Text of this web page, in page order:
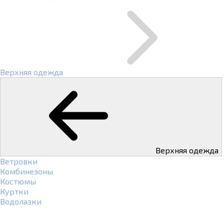
Верхняя одежда
Верхняя одежда
Ветровки
Комбинезоны
Костюмы
Куртки
Водолазки